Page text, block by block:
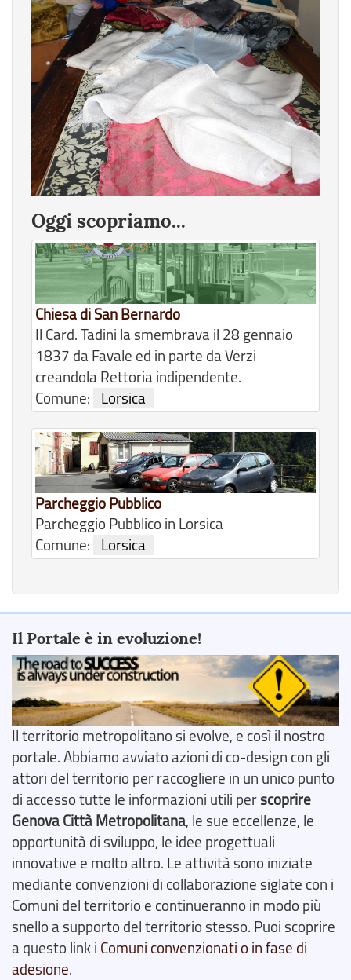
Oggi scopriamo...
Chiesa di San Bernardo
Il Card. Tadini la smembrava il 28 gennaio
1837 da Favale ed in parte da Verzi
creandola Rettoria indipendente.
Comune:
Lorsica
Parcheggio Pubblico
Parcheggio Pubblico in Lorsica
Comune:
Lorsica
Il Portale è in evoluzione!
Il territorio metropolitano si evolve, e così il nostro
portale. Abbiamo avviato azioni di co-design con gli
attori del territorio per raccogliere in un unico punto
di accesso tutte le informazioni utili perscoprire
Genova Città Metropolitana, le sue eccellenze, le
opportunità di sviluppo, le idee progettuali
innovative e molto altro. Le attività sono iniziate
mediante convenzioni di collaborazione siglate con i
Comuni del territorio e continueranno in modo più
snello a supporto del territorio stesso. Puoi scoprire
a questo link i Comuni convenzionati o in fase di
adesione.